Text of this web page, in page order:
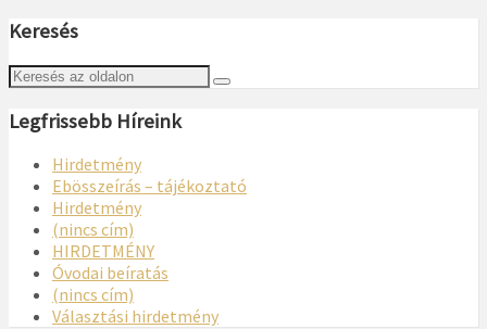
Keresés
Legfrissebb Híreink
Hirdetmény
Ebösszeírás – tájékoztató
Hirdetmény
(nincs cím)
HIRDETMÉNY
Óvodai beíratás
(nincs cím)
Választási hirdetmény